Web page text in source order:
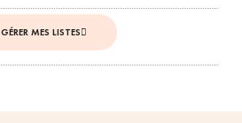
GÉRER MES LISTES